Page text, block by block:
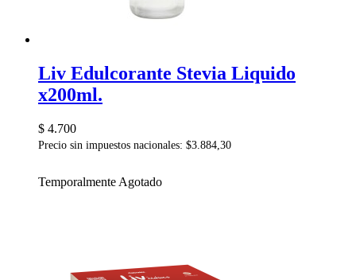
Liv Edulcorante Stevia Liquido
x200ml.
$ 4.700
Precio sin impuestos nacionales: $3.884,30
Temporalmente Agotado